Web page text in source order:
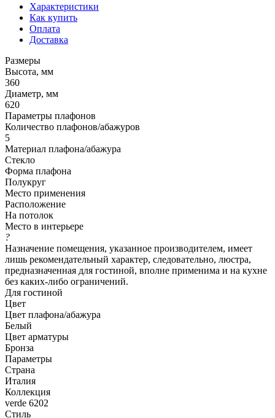
Характеристики
Как купить
Оплата
Доставка
Размеры
Высота, мм
360
Диаметр, мм
620
Параметры плафонов
Количество плафонов/абажуров
5
Материал плафона/абажура
Стекло
Форма плафона
Полукруг
Место применения
Расположение
На потолок
Место в интерьере
?
Назначение помещения, указанное производителем, имеет
лишь рекомендательный характер, следовательно, люстра,
предназначенная для гостиной, вполне применима и на кухне
без каких-либо ограничений.
Для гостиной
Цвет
Цвет плафона/абажура
Белый
Цвет арматуры
Бронза
Параметры
Страна
Италия
Коллекция
verde 6202
Стиль